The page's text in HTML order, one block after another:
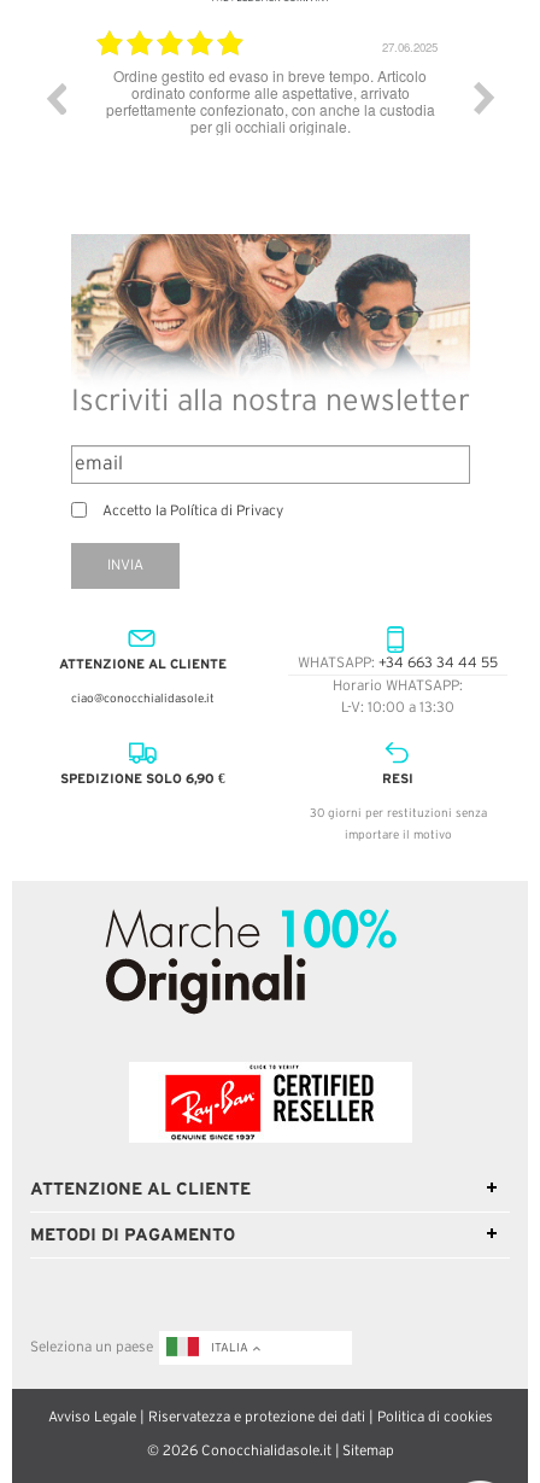
27.06.2025
Ordine gestito ed evaso in breve tempo. Articolo
ordinato conforme alle aspettative, arrivato
perfettamente confezionato, con anche la custodia
per gli occhiali originale.
Iscriviti alla nostra newsletter
Accetto la Política di Privacy
INVIA
ATTENZIONE AL CLIENTE
ciao@conocchialidasole.it
WHATSAPP: +34 663 34 44 55
Horario WHATSAPP:
L-V: 10:00 a 13:30
SPEDIZIONE SOLO 6,90 € RESI
30 giorni per restituzioni senza
importare il motivo
ATTENZIONE AL CLIENTE
METODI DI PAGAMENTO
Seleziona un paese ITALIA
Avviso Legale| Riservatezza e protezione dei dati Politica di cookies
© 2026 Conocchialidasole.it | Sitemap